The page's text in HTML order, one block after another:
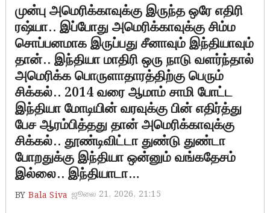
முன்பு அமெரிக்காவுக்கு இருந்த ஒரே எதிரி
ரஷ்யா.. இப்போது அமெரிக்காவுக்கு சிம்ம
சொப்பனமாக இருப்பது சீனாவும் இந்தியாவும்
தான்.. இந்தியா மாதிரி ஒரு நாடு வளர்ந்தால்
அமெரிக்க பொருளாதாரத்திற்கு பெரும்
சிக்கல்.. 2014 வரை ஆமாம் சாமி போட்ட
இந்தியா மோடியின் வரவுக்கு பின் எதிர்த்து
பேச ஆரம்பித்தது தான் அமெரிக்காவுக்கு
சிக்கல்.. தூண்டிவிட்டா துண்டு துண்டா
போறதுக்கு இந்தியா ஒன்னும் வங்கதேசம்
இல்லை.. இந்தியாடா…
BY Bala Siva ஜூலை 21, 2026, 21:15